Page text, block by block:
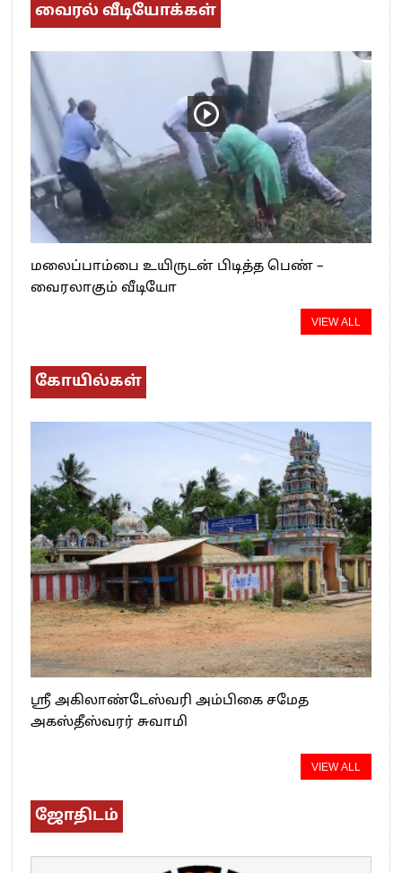
வைரல் வீடியோக்கள்
மலைப்பாம்பை உயிருடன் பிடித்த பெண் –
வைரலாகும் வீடியோ
VIEW ALL
கோயில்கள்
ஸ்ரீ அகிலாண்டேஸ்வரி அம்பிகை சமேத
அகஸ்தீஸ்வரர் சுவாமி
VIEW ALL
ஜோதிடம்